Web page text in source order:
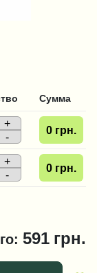
Сумма
+
-
0 грн.
+
-
0 грн.
591 грн.